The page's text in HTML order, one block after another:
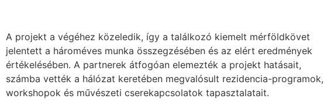
A projekt a végéhez közeledik, így a találkozó kiemelt mérföldkövet
jelentett a hároméves munka összegzésében és az elért eredmények
értékelésében. A partnerek átfogóan elemezték a projekt hatásait,
számba vették a hálózat keretében megvalósult rezidencia-programok,
workshopok és művészeti cserekapcsolatok tapasztalatait.